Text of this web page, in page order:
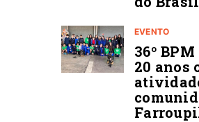
EVENTO
36º
20 anos